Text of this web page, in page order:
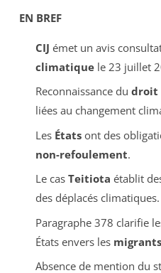
EN BREF
CIJ émet un avis
climatiquele 23 juillet
Reconnaissance du droit
liées au changement
Les Étatsont des
non-refoulement.
Le cas Teitiota établit
des déplacés climatiques.
Paragraphe 378 clarifie
États envers les
Absence de mention du